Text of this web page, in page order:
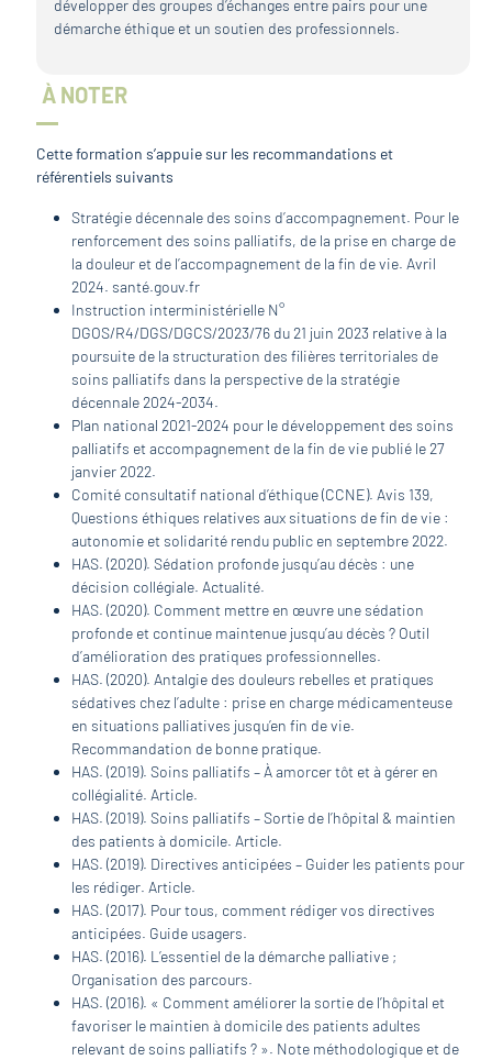
développer des groupes d’échanges entre pairs pour une
démarche éthique et un soutien des professionnels.
À NOTER
Cette formation s’appuie sur les recommandations et
référentiels suivants
Stratégie décennale des soins d’accompagnement. Pour le
renforcement des soins palliatifs, de la prise en charge de
la douleur et de l’accompagnement de la fin de vie. Avril
2024. santé.gouv.fr
Instruction interministérielle N°
DGOS/R4/DGS/DGCS/2023/76 du 21 juin 2023 relative à la
poursuite de la structuration des filières territoriales de
soins palliatifs dans la perspective de la stratégie
décennale 2024-2034.
Plan national 2021-2024 pour le développement des soins
palliatifs et accompagnement de la fin de vie publié le 27
janvier 2022.
Comité consultatif national d’éthique (CCNE). Avis 139,
Questions éthiques relatives aux situations de fin de vie :
autonomie et solidarité rendu public en septembre 2022.
HAS. (2020). Sédation profonde jusqu’au décès : une
décision collégiale. Actualité.
HAS. (2020). Comment mettre en œuvre une sédation
profonde et continue maintenue jusqu’au décès ? Outil
d’amélioration des pratiques professionnelles.
HAS. (2020). Antalgie des douleurs rebelles et pratiques
sédatives chez l’adulte : prise en charge médicamenteuse
en situations palliatives jusqu’en fin de vie.
Recommandation de bonne pratique.
HAS. (2019). Soins palliatifs – À amorcer tôt et à gérer en
collégialité. Article.
HAS. (2019). Soins palliatifs – Sortie de l’hôpital & maintien
des patients à domicile. Article.
HAS. (2019). Directives anticipées – Guider les patients pour
les rédiger. Article.
HAS. (2017). Pour tous, comment rédiger vos directives
anticipées. Guide usagers.
HAS. (2016). L’essentiel de la démarche palliative ;
Organisation des parcours.
HAS. (2016). « Comment améliorer la sortie de l’hôpital et
favoriser le maintien à domicile des patients adultes
relevant de soins palliatifs ? ». Note méthodologique et de